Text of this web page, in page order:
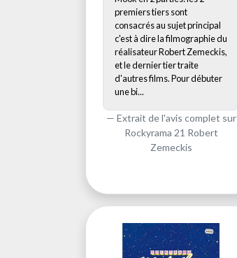
premiers tiers sont
consacrés au sujet principal
c'est à dire la filmographie du
réalisateur Robert Zemeckis,
et le dernier tier traite
d'autres films. Pour débuter
une bi...
Extrait de l'avis complet sur
Rockyrama 21 Robert
Zemeckis